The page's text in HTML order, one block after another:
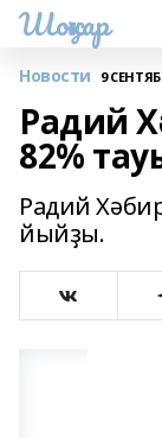
Шоңҡар
Новости 9
Радий
82%
Радий
йыйҙы.